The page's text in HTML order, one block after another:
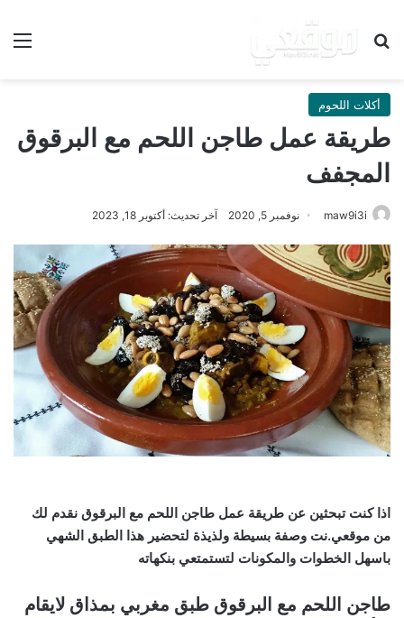
بحث عن
أكلات اللحوم
طريقة عمل طاجن اللحم مع البرقوق
المجفف
maw9i3i نوفمبر 5, 2020 آخر تحديث: أكتوبر 18, 2023
اذا كنت تبحثين عن طريقة عمل طاجن اللحم مع البرقوق نقدم لك
من موقعي.نت وصفة بسيطة ولذيذة لتحضير هذا الطبق الشهي
باسهل الخطوات والمكونات لتستمتعي بنكهاته
طاجن اللحم مع البرقوق طبق مغربي بمذاق لايقام